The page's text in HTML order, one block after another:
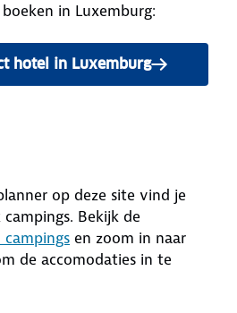
in Luxemburg:
hotel in Luxemburg
op deze site vind je
Bekijk de
en zoom in naar
de accomodaties in te